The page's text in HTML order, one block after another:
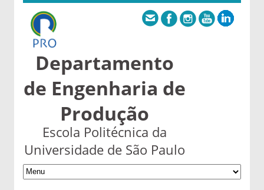
Departamento
de Engenharia de
Produção
Escola Politécnica da
Universidade de São Paulo